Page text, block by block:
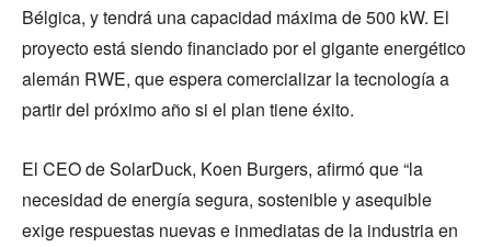
Bélgica, y tendrá una capacidad máxima de 500 kW. El
proyecto está siendo financiado por el gigante energético
alemán RWE, que espera comercializar la tecnología a
partir del próximo año si el plan tiene éxito.
El CEO de SolarDuck, Koen Burgers, afirmó que “la
necesidad de energía segura, sostenible y asequible
exige respuestas nuevas e inmediatas de la industria en